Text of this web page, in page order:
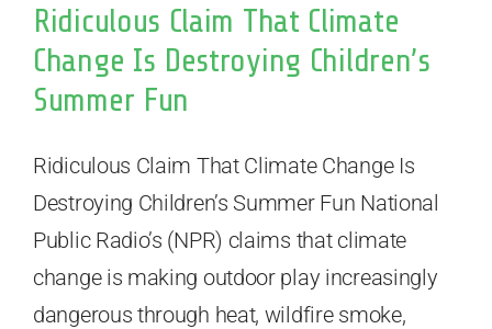
Ridiculous Claim That Climate
Change Is Destroying Children’s
Summer Fun
Ridiculous Claim That Climate Change Is
Destroying Children’s Summer Fun National
Public Radio’s (NPR) claims that climate
change is making outdoor play increasingly
dangerous through heat, wildfire smoke,